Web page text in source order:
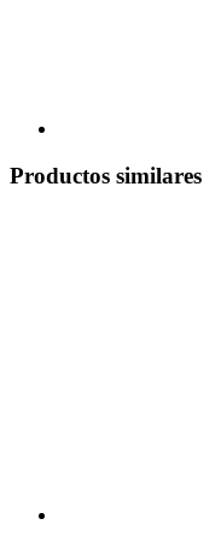
Productos similares